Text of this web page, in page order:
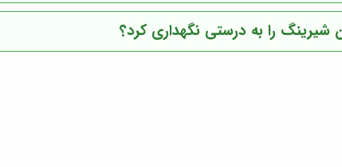
شیرینگ را به درستی نگهداری کرد؟